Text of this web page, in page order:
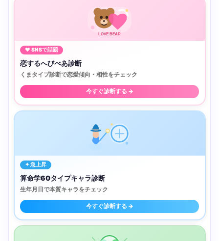
LOVE BEAR
♥ SNSで話題
恋するへびべあ診断
くまタイプ診断で恋愛傾向・相性をチェック
今すぐ診断する →
✦ 急上昇
算命学60タイプキャラ診断
生年月日で本質キャラをチェック
今すぐ診断する →